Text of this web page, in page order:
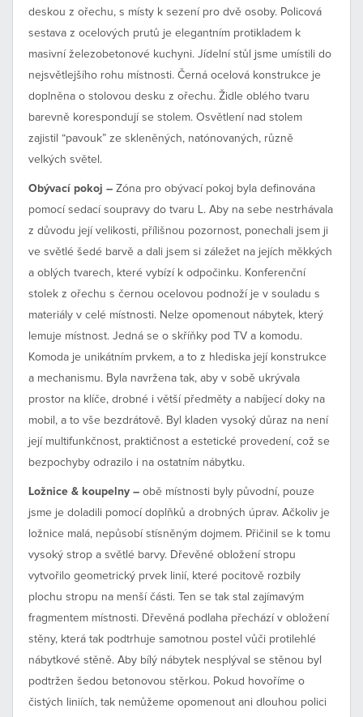
deskou z ořechu, s místy k sezení pro dvě osoby. Policová
sestava z ocelových prutů je elegantním protikladem k
masivní železobetonové kuchyni. Jídelní stůl jsme umístili do
nejsvětlejšího rohu místnosti. Černá ocelová konstrukce je
doplněna o stolovou desku z ořechu. Židle oblého tvaru
barevně korespondují se stolem. Osvětlení nad stolem
zajistil “pavouk” ze skleněných, natónovaných, různě
velkých světel.
Obývací pokoj – Zóna pro obývací pokoj byla definována
pomocí sedací soupravy do tvaru L. Aby na sebe nestrhávala
z důvodu její velikosti, přílišnou pozornost, ponechali jsem ji
ve světlé šedé barvě a dali jsem si záležet na jejích měkkých
a oblých tvarech, které vybízí k odpočinku. Konferenční
stolek z ořechu s černou ocelovou podnoží je v souladu s
materiály v celé místnosti. Nelze opomenout nábytek, který
lemuje místnost. Jedná se o skříňky pod TV a komodu.
Komoda je unikátním prvkem, a to z hlediska její konstrukce
a mechanismu. Byla navržena tak, aby v sobě ukrývala
prostor na klíče, drobné i větší předměty a nabíjecí doky na
mobil, a to vše bezdrátově. Byl kladen vysoký důraz na není
její multifunkčnost, praktičnost a estetické provedení, což se
bezpochyby odrazilo i na ostatním nábytku.
Ložnice & koupelny – obě místnosti byly původní, pouze
jsme je doladili pomocí doplňků a drobných úprav. Ačkoliv je
ložnice malá, nepůsobí stísněným dojmem. Přičinil se k tomu
vysoký strop a světlé barvy. Dřevěné obložení stropu
vytvořilo geometrický prvek linií, které pocitově rozbily
plochu stropu na menší části. Ten se tak stal zajímavým
fragmentem místnosti. Dřevěná podlaha přechází v obložení
stěny, která tak podtrhuje samotnou postel vůči protilehlé
nábytkové stěně. Aby bílý nábytek nesplýval se stěnou byl
podtržen šedou betonovou stěrkou. Pokud hovoříme o
čistých liniích, tak nemůžeme opomenout ani dlouhou polici